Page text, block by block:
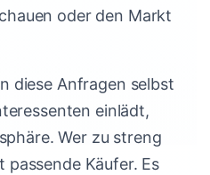
oder den Markt
diese Anfragen selbst
einlädt,
Wer zu streng
Käufer. Es